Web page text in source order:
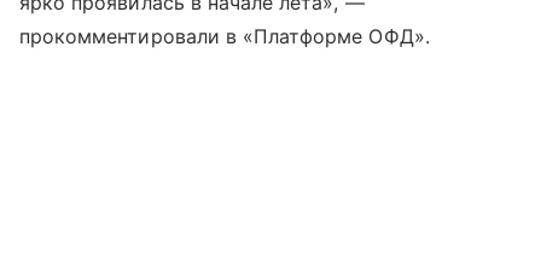
прокомментировали в «Платформе ОФД».